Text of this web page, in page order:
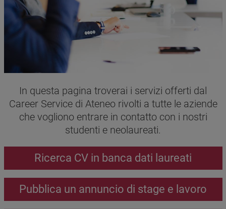
Testo
In questa pagina troverai i servizi offerti dal
Career Service di Ateneo rivolti a tutte le aziende
che vogliono entrare in contatto con i nostri
studenti e neolaureati.
Call to actionRicerca CV in banca dati laureati
Pubblica un annuncio di stage e lavoro